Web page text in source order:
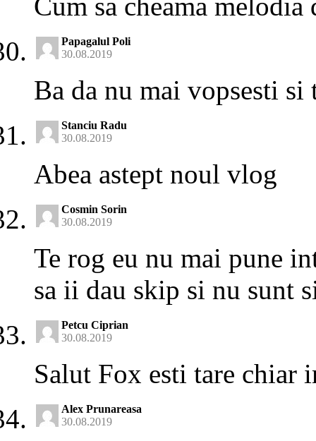
Papagalul Poli
30.08.2019
Ba da nu mai vopsesti
Stanciu Radu
30.08.2019
Abea astept noul vlog
Cosmin Sorin
30.08.2019
Te rog eu nu mai pune
sa ii dau skip si nu sunt
Petcu Ciprian
30.08.2019
Salut Fox esti tare chiar
Alex Prunareasa
30.08.2019